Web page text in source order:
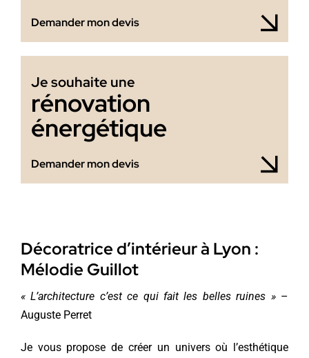
Demander mon devis
Je souhaite une
rénovation
énergétique
Demander mon devis
Décoratrice d’intérieur à Lyon :
Mélodie Guillot
« L’architecture c’est ce qui fait les belles ruines »–
Auguste Perret
Je vous propose de créer un univers où l’esthétique